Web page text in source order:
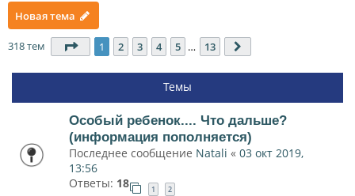
Новая тема
318 тем Страница 1из 13
1 2 3 4 5 … 13
Темы
Особый ребенок.... Что дальше?
(информация пополняется)
Последнее сообщение Natali « 03 окт 2019,
13:56
Ответы: 18 1 2